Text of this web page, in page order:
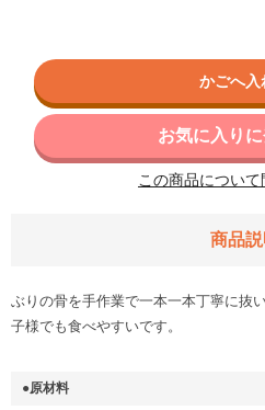
お気に入り
この商品について
商品説
ぶりの骨を手作業で一本一本丁寧に抜
子様でも食べやすいです。
●原材料